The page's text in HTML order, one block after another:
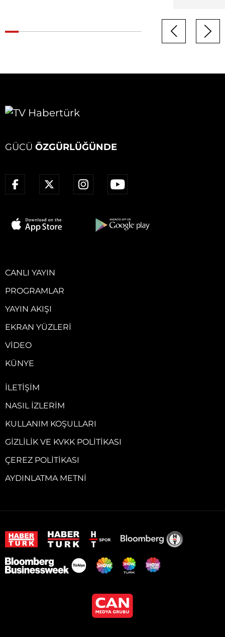
GÜCÜ ÖZGÜRLÜĞÜNDE
CANLI YAYIN
PROGRAMLAR
YAYIN AKIŞI
EKRAN YÜZLERI
VIDEO
KÜNYE
İLETIŞIM
NASIL İZLERIM
KULLANIM KOŞULLARI
GIZLILIK VE KVKK POLITIKASI
ÇEREZ POLITIKASI
AYDINLATMA METNI